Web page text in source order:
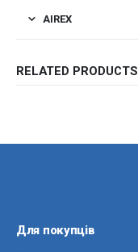
AIREX
RELATED PRODUCTS
Для покупців